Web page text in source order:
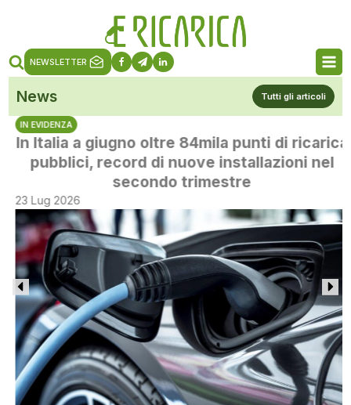
NEWSLETTER
News Tutti gli articoli
IN EVIDENZA
In Italia a giugno oltre 84mila punti di ricarica
pubblici, record di nuove installazioni nel
secondo trimestre
23 Lug 2026